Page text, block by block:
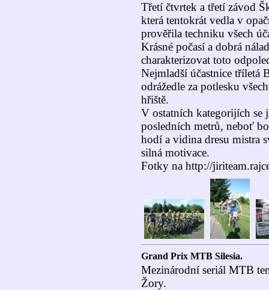
Třetí čtvrtek a třetí závod
která tentokrát vedla v
prověřila techniku všech
Krásné počasí a dobrá
charakterizovat toto
Nejmladší účastnice tříletá
odrážedle za potlesku
hřiště.
V ostatních kategorijích se
posledních metrů, neboť
hodí a vidina dresu mistra
silná motivace.
Fotky na http://
Grand Prix MTB Silesia.
Mezinárodní seriál MTB
Žory.